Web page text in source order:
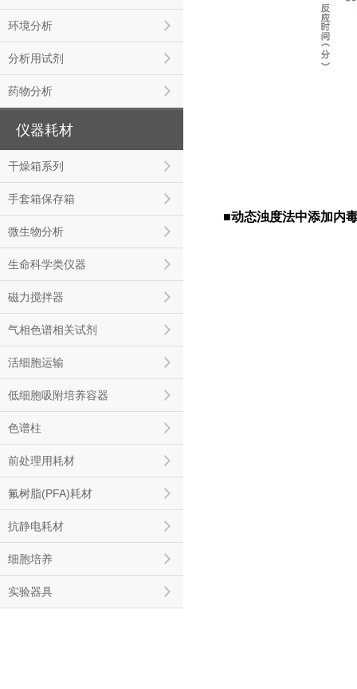
环境分析
分析用试剂
药物分析
仪器耗材
干燥箱系列
手套箱保存箱
微生物分析
生命科学类仪器
磁力搅拌器
气相色谱相关试剂
活细胞运输
低细胞吸附培养容器
色谱柱
前处理用耗材
氟树脂(PFA)耗材
抗静电耗材
细胞培养
实验器具
■动态浊度法中添加内